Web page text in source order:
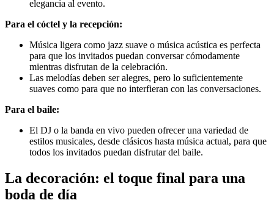
elegancia al evento.
Para el cóctel y la recepción:
Música ligera como jazz suave o música acústica es perfecta
para que los invitados puedan conversar cómodamente
mientras disfrutan de la celebración.
Las melodías deben ser alegres, pero lo suficientemente
suaves como para que no interfieran con las conversaciones.
Para el baile:
El DJ o la banda en vivo pueden ofrecer una variedad de
estilos musicales, desde clásicos hasta música actual, para que
todos los invitados puedan disfrutar del baile.
La decoración: el toque final para una
boda de día